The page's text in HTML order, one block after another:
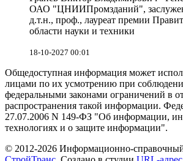
ОАО "ЦНИИПромзданий",
д.т.н., проф., лауреат премии
области науки и техники
18-10-2027 00:01
Общедоступная информация может
лицами по их усмотрению при
федеральными законами ограничений в
распространения такой информации.
27.07.2006 N 149-ФЗ "Об информации,
технологиях и о защите информации".
© 2012-2026 Информационно-